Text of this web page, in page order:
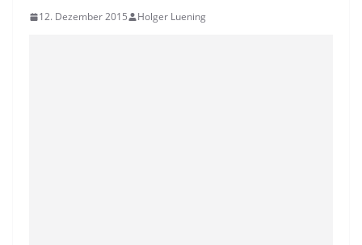
12. Dezember 2015 Holger Luening